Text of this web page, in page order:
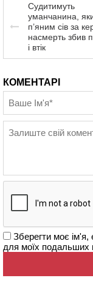
Судитимуть
уманчанина,
п’яним сів за
насмерть збив
і втік
КОМЕНТАРІ
Зберегти моє ім'я,
для моїх подальших